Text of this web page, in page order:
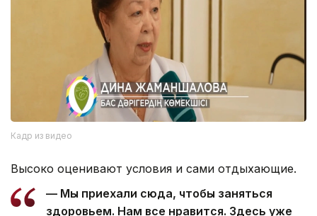
Кадр из видео
Высоко оценивают условия и сами отдыхающие.
— Мы приехали сюда, чтобы заняться
здоровьем. Нам все нравится. Здесь уже